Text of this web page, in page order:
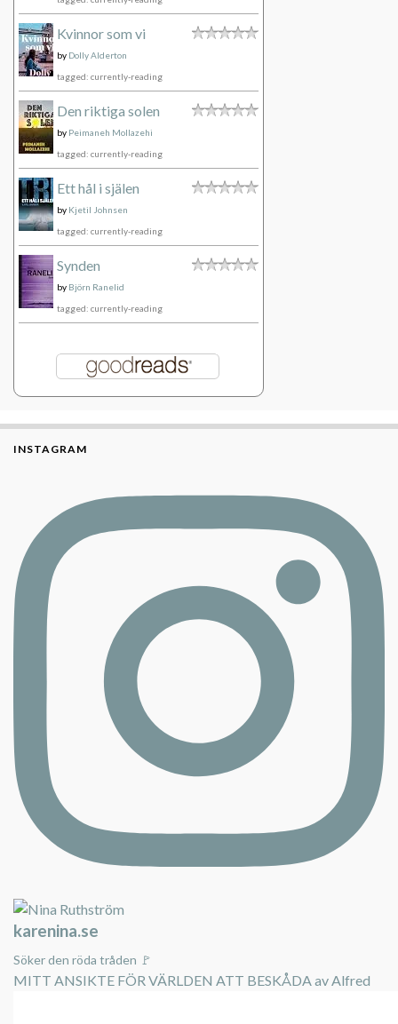
Kvinnor som vi
by Dolly Alderton
tagged: currently-reading
Den riktiga solen
by Peimaneh Mollazehi
tagged: currently-reading
Ett hål i själen
by Kjetil Johnsen
tagged: currently-reading
Synden
by Björn Ranelid
tagged: currently-reading
INSTAGRAM
karenina.se
Söker den röda tråden 🚩
MITT ANSIKTE FÖR VÄRLDEN ATT BESKÅDA av Alfred